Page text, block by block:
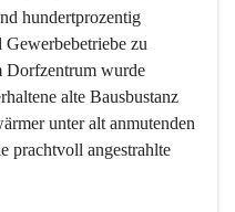
hundertprozentig
zu
Dorfzentrum wurde
alte Bausbustanz
unter alt anmutenden
prachtvoll angestrahlte